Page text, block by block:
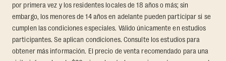
por primera vez y los residentes locales de 18 años o más; sin
embargo, los menores de 14 años en adelante pueden participar si se
cumplen las condiciones especiales. Válido únicamente en estudios
participantes. Se aplican condiciones. Consulte los estudios para
obtener más información. El precio de venta recomendado para una